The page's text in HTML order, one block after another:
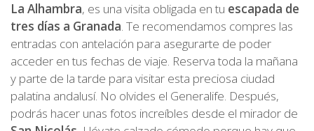
La Alhambra, es una visita obligada en tu escapada de
tres días a Granada. Te recomendamos compres las
entradas con antelación para asegurarte de poder
acceder en tus fechas de viaje. Reserva toda la mañana
y parte de la tarde para visitar esta preciosa ciudad
palatina andalusí. No olvides el Generalife. Después,
podrás hacer unas fotos increíbles desde el mirador de